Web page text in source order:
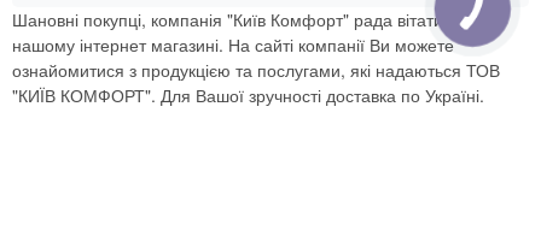
Шановні покупці, компанія "Київ Комфорт" рада вітати Вас в
нашому інтернет магазині. На сайті компанії Ви можете
ознайомитися з продукцією та послугами, які надаються ТОВ
"КИЇВ КОМФОРТ". Для Вашої зручності доставка по Україні.